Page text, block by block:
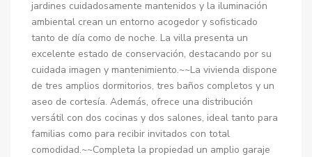
jardines cuidadosamente mantenidos y la iluminación
ambiental crean un entorno acogedor y sofisticado
tanto de día como de noche. La villa presenta un
excelente estado de conservación, destacando por su
cuidada imagen y mantenimiento.~~La vivienda dispone
de tres amplios dormitorios, tres baños completos y un
aseo de cortesía. Además, ofrece una distribución
versátil con dos cocinas y dos salones, ideal tanto para
familias como para recibir invitados con total
comodidad.~~Completa la propiedad un amplio garaje